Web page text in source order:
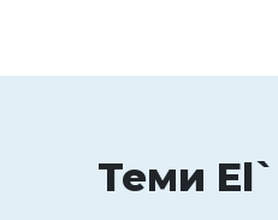
Теми